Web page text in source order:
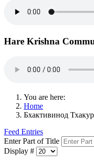
Hare Krishna
You are here:
Home
Бхактивинод Тхакур
Feed Entries
Enter Part of Title
Display #